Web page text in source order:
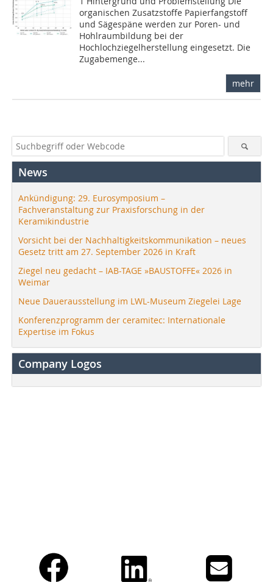
organischen Zusatzstoffe Papierfangstoff
und Sägespäne werden zur Poren- und
Hohlraumbildung bei der
Hochlochziegelherstellung eingesetzt. Die
Zugabemenge...
mehr
News
Ankündigung: 29. Eurosymposium –
Fachveranstaltung zur Praxisforschung in der
Keramikindustrie
Vorsicht bei der Nachhaltigkeitskommunikation – neues
Gesetz tritt am 27. September 2026 in Kraft
Ziegel neu gedacht – IAB-TAGE »BAUSTOFFE« 2026 in
Weimar
Neue Dauerausstellung im LWL-Museum Ziegelei Lage
Konferenzprogramm der ceramitec: Internationale
Expertise im Fokus
Company Logos